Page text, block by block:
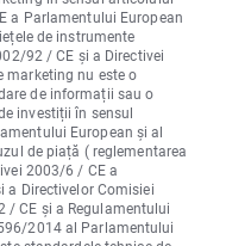
a Parlamentului European
de instrumente
92 / CE și a Directivei
marketing nu este o
de informații sau o
investiții în sensul
European și al
de piață ( reglementarea
2003/6 / CE a
a Directivelor Comisiei
CE și a Regulamentului
2014 al Parlamentului